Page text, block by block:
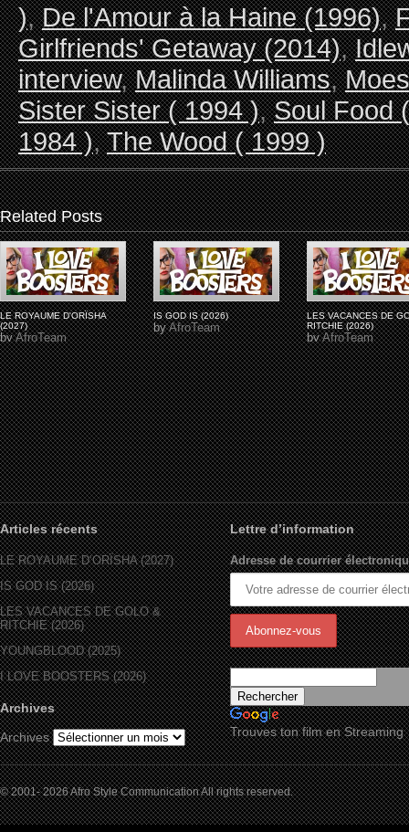
),De l'Amour à la Haine (1996),
Girlfriends' Getaway (2014),
interview,Malinda Williams,
Sister Sister ( 1994 ),Soul Food
1984 ),The Wood ( 1999 )
Related Posts
LE ROYAUME D'ORÏSHA
(2027)
byAfroTeam
IS GOD IS (2026)
byAfroTeam
LES VACANCES DE
RITCHIE (2026)
byAfroTeam
Articles récents
LE ROYAUME D’ORÏSHA (2027)
IS GOD IS (2026)
LES VACANCES DE GOLO &
RITCHIE (2026)
YOUNGBLOOD (2025)
I LOVE BOOSTERS (2026)
Archives
Archives
Lettre d’information
Adresse de courrier
Trouves ton film en Streaming
© 2001- 2026 Afro Style Communication All rights reserved.